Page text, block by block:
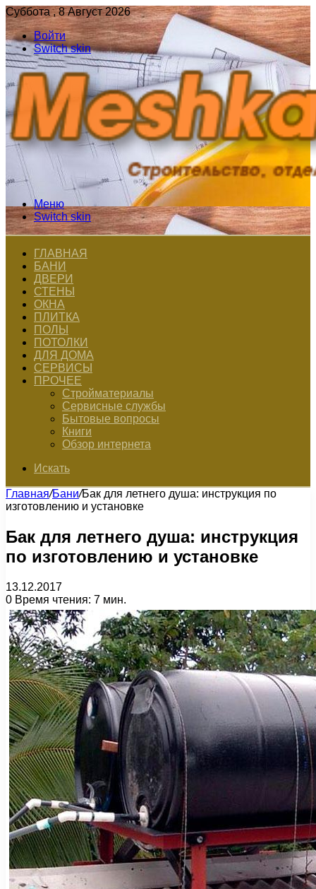
Суббота , 8 Август 2026
Войти
Switch skin
Меню
Switch skin
ГЛАВНАЯ
БАНИ
ДВЕРИ
СТЕНЫ
ОКНА
ПЛИТКА
ПОЛЫ
ПОТОЛКИ
ДЛЯ ДОМА
СЕРВИСЫ
ПРОЧЕЕ
Стройматериалы
Сервисные службы
Бытовые вопросы
Книги
Обзор интернета
Искать
Главная/Бани/Бак для летнего душа: инструкция по
изготовлению и установке
Бак для летнего душа: инструкция
по изготовлению и установке
13.12.2017
0 Время чтения: 7 мин.